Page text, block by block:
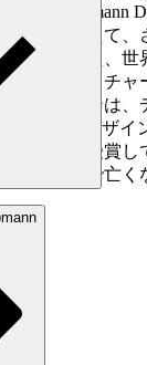
米国にHomann
ジオに加えて
した。また、
ッパでレクチ
にホーマンは
ト賞、IFデザ
的な賞を受賞
年に74歳で亡く